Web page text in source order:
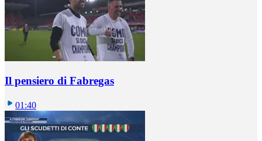
Il pensiero di Fabregas
01:40